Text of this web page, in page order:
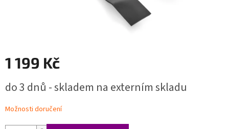
1 199 Kč
cena:
do 3 dnů - skladem na externím skladu
Možnosti doručení